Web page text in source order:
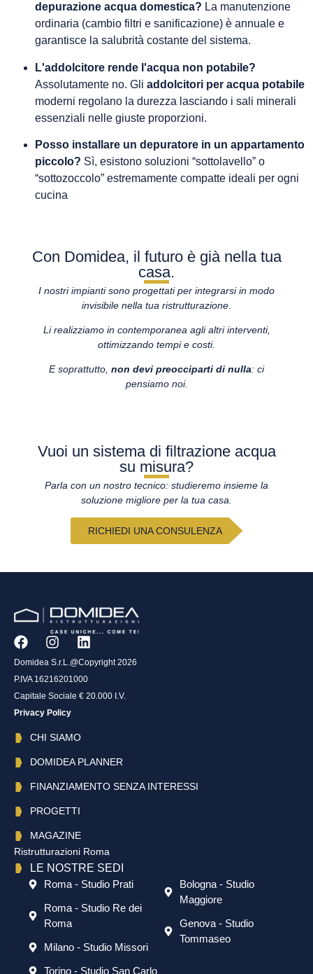
depurazione acqua domestica? La manutenzione
ordinaria (cambio filtri e sanificazione) è annuale e
garantisce la salubrità costante del sistema.
L'addolcitore rende l'acqua non potabile?
Assolutamente no. Gli addolcitori per acqua potabile
moderni regolano la durezza lasciando i sali minerali
essenziali nelle giuste proporzioni.
Posso installare un depuratore in un appartamento
piccolo? Sì, esistono soluzioni “sottolavello” o
“sottozoccolo” estremamente compatte ideali per ogni
cucina
Con Domidea, il futuro è già nella tua
casa.
I nostri impianti sono progettati per integrarsi in modo
invisibile nella tua ristrutturazione.
Li realizziamo in contemporanea agli altri interventi,
ottimizzando tempi e costi.
E soprattutto, non devi preocciparti di nulla: ci
pensiamo noi.
Vuoi un sistema di filtrazione acqua
su misura?
Parla con un nostro tecnico: studieremo insieme la
soluzione migliore per la tua casa.
RICHIEDI UNA CONSULENZA
Domidea S.r.L.@Copyright 2026
P.IVA 16216201000
Capitale Sociale € 20.000 I.V.
Privacy Policy
CHI SIAMO
DOMIDEA PLANNER
FINANZIAMENTO SENZA INTERESSI
PROGETTI
MAGAZINE
Ristrutturazioni Roma
LE NOSTRE SEDI
Roma - Studio Prati
Roma - Studio Re dei
Roma
Milano - Studio Missori
Torino - Studio San Carlo
Bologna - Studio
Maggiore
Genova - Studio
Tommaseo